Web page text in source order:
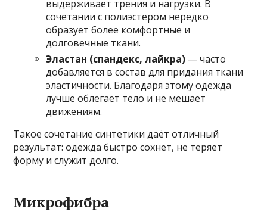
выдерживает трения и нагрузки. В
сочетании с полиэстером нередко
образует более комфортные и
долговечные ткани.
Эластан (спандекс, лайкра) — часто
добавляется в состав для придания ткани
эластичности. Благодаря этому одежда
лучше облегает тело и не мешает
движениям.
Такое сочетание синтетики даёт отличный
результат: одежда быстро сохнет, не теряет
форму и служит долго.
Микрофибра